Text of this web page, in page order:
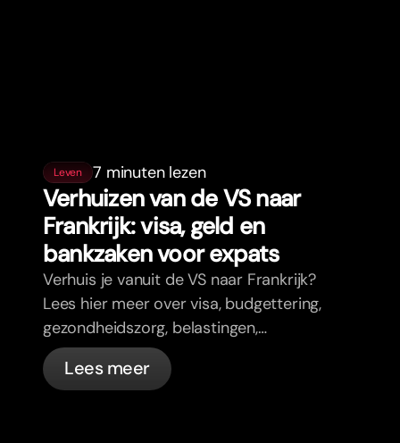
Leven 7 minuten lezen
Verhuizen van de VS naar
Frankrijk: visa, geld en
bankzaken voor expats
Verhuis je vanuit de VS naar Frankrijk?
Lees hier meer over visa, budgettering,
gezondheidszorg, belastingen,
verkeersregels en bankzaken voor
expats in Frankrijk met bunq.
Lees meer